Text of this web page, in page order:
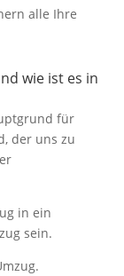
alle Ihre
wie ist es in
für
der uns zu
in ein
sein.